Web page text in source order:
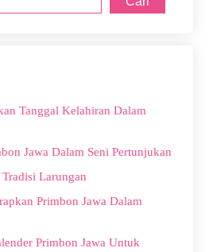
Tanggal Kelahiran Dalam
Jawa Dalam Seni Pertunjukan
Larungan
Primbon Jawa Dalam
Primbon Jawa Untuk